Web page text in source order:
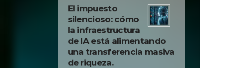
El impuesto
silencioso: cómo
la infraestructura
de IA está alimentando
una transferencia masiva
de riqueza.